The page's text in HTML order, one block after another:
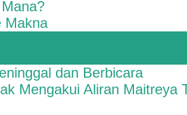
Makna
dan Berbicara
Mengakui Aliran Maitreya